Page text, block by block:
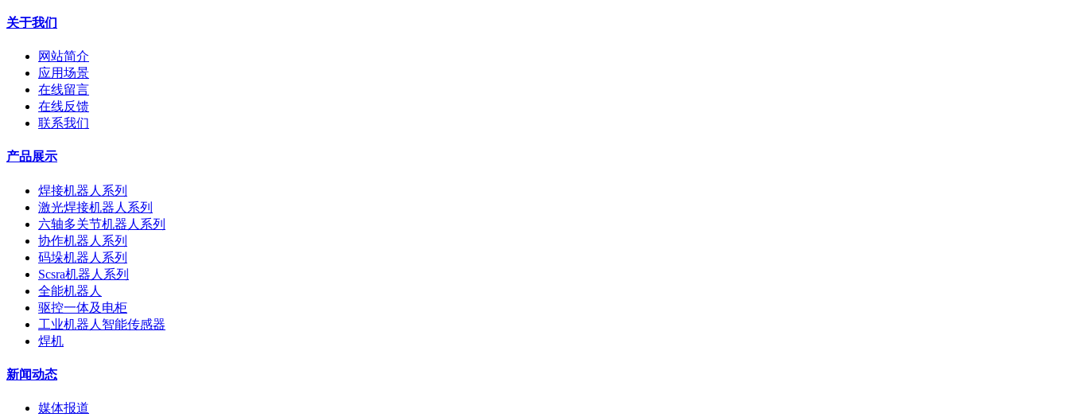
关于我们
网站简介
应用场景
在线留言
在线反馈
联系我们
产品展示
焊接机器人系列
激光焊接机器人系列
六轴多关节机器人系列
协作机器人系列
码垛机器人系列
Scsra机器人系列
全能机器人
驱控一体及电柜
工业机器人智能传感器
焊机
新闻动态
媒体报道